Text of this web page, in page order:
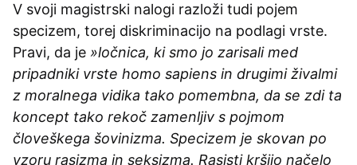
V svoji magistrski nalogi razloži tudi pojem
specizem, torej diskriminacijo na podlagi vrste.
Pravi, da je »ločnica, ki smo jo zarisali med
pripadniki vrste homo sapiens in drugimi živalmi
z moralnega vidika tako pomembna, da se zdi ta
koncept tako rekoč zamenljiv s pojmom
človeškega šovinizma. Specizem je skovan po
vzoru rasizma in seksizma. Rasisti kršijo načelo